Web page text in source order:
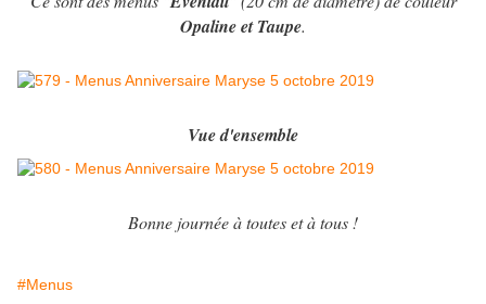
Opaline et Taupe.
Vue d'ensemble
Bonne journée à toutes et à tous !
#Menus